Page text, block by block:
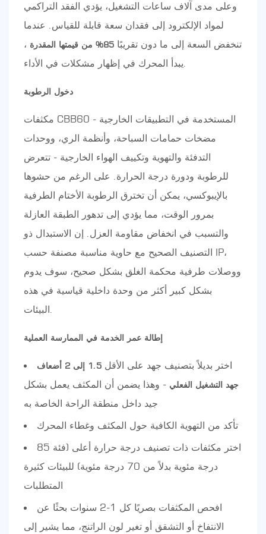
وعلى مدى آلاف ساعات التشغيل، يؤدي الفقد التراكمي
لمواد الإلكترود إلى فقدان سعة قابلة للقياس. عندما
تنخفض السعة إلى ما دون تقريبًا 85% من قيمتها المقدرة
،
يبدأ المحرك في إظهار مشكلات في الأداء.
دخول الرطوبة
مكثفات CBB60 المستخدمة في التطبيقات الخارجية -
مضخات حمامات السباحة، وأنظمة الري، ووحدات
التدفئة والتهوية وتكييف الهواء الخارجية - تتعرض
للرطوبة ودورة درجة الحرارة. على الرغم من حشوها
بالإيبوكسي، يمكن أن تخترق الرطوبة الأختام الطرفية
بمرور الوقت، مما يؤدي إلى تدهور الطبقة العازلة
والتسبب في انخفاض مقاومة العزل. إن الاستبدال ذو
التصنيف الصحيح مع حاوية مناسبة مصنفة حسب IP،
ووصلات طرفية محكمة الغلق بشكل صحيح، سوف يدوم
بشكل كبير أكثر من وحدة داخلية قياسية في هذه
البيئات.
إطالة عمر الخدمة في الممارسة العملية
اختر بديلاً بتصنيف جهد على الأقل
1.5 إلى 2 أضعاف
جهد التشغيل الفعلي - وهذا يضمن أن المكثف يعمل بشكل
جيد داخل منطقة الراحة الخاصة به
تأكد من التهوية الكافية حول المكثف وغطاء المحرك
اختر مكثفات ذات تصنيف درجة حرارة أعلى (فئة 85
درجة مئوية بدلاً من 70 درجة مئوية) للبيئات كثيرة
المتطلبات
افحص المكثفات بصريًا كل 1-2 سنوات بحثًا عن
الانتفاخ أو التشقق أو تغير لون الراتنج، مما يشير إلى